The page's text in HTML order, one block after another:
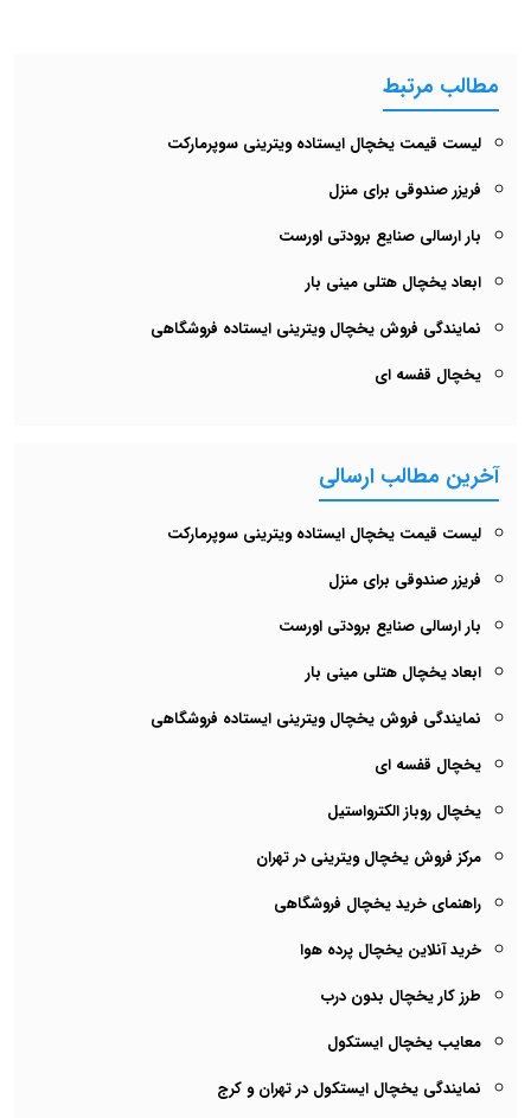
مطالب مرتبط
لیست قیمت یخچال ایستاده ویترینی سوپرمارکت
فریزر صندوقی برای منزل
بار ارسالی صنایع برودتی اورست
ابعاد یخچال هتلی مینی بار
نمایندگی فروش یخچال ویترینی ایستاده فروشگاهی
یخچال قفسه ای
آخرین مطالب ارسالی
لیست قیمت یخچال ایستاده ویترینی سوپرمارکت
فریزر صندوقی برای منزل
بار ارسالی صنایع برودتی اورست
ابعاد یخچال هتلی مینی بار
نمایندگی فروش یخچال ویترینی ایستاده فروشگاهی
یخچال قفسه ای
یخچال روباز الکترواستیل
مرکز فروش یخچال ویترینی در تهران
راهنمای خرید یخچال فروشگاهی
خرید آنلاین یخچال پرده هوا
طرز کار یخچال بدون درب
معایب یخچال ایستکول
نمایندگی یخچال ایستکول در تهران و کرج